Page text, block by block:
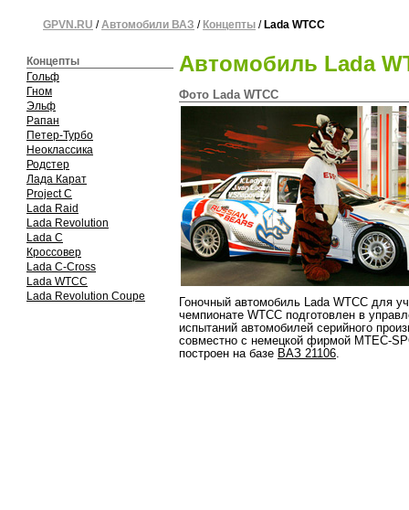
GPVN.RU /Автомобили ВАЗ / Концепты / Lada WTCC
Концепты
Гольф
Гном
Эльф
Рапан
Петер-Турбо
Неоклассика
Родстер
Лада Карат
Project C
Lada Raid
Lada Revolution
Lada C
Кроссовер
Lada C-Cross
Lada WTCC
Lada Revolution Coupe
Автомобиль Lada
Фото Lada WTCC
Гоночный автомобиль Lada WTCC для
чемпионате WTCC подготовлен в
испытаний автомобилей серийного
совместно с немецкой фирмой MTEC-
построен на базе ВАЗ 21106.